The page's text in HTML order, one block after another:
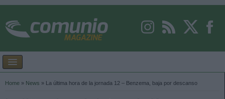
Home » News » La última hora de la jornada 12 – Benzema, baja por descanso